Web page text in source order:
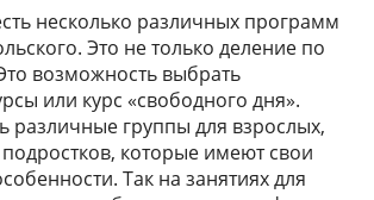
несколько различных программ
Это не только деление по
возможность выбрать
или курс «свободного дня».
различные группы для взрослых,
которые имеют свои
Так на занятиях для